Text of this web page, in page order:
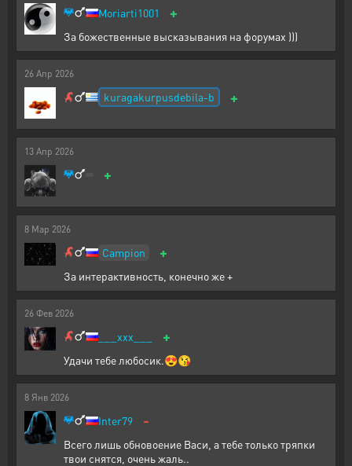
Moriarti1001 +
За божественные высказывания на форумах )))
26 Апр 2026
kuragakurpusdebila-b +
13 Апр 2026
+
8 Мар 2026
Campion +
За интерактивность, конечно же +
26 Фев 2026
___xxx___ +
Удачи тебе любосик.😍😘
8 Янв 2026
Inter79 -
Всего лишь обновоение Васи, а тебе только тряпки
твои снятся, очень жаль..